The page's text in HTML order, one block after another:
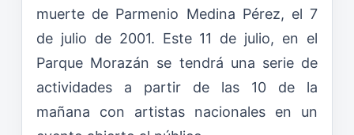
muerte de Parmenio Medina Pérez, el 7
de julio de 2001. Este 11 de julio, en el
Parque Morazán se tendrá una serie de
actividades a partir de las 10 de la
mañana con artistas nacionales en un